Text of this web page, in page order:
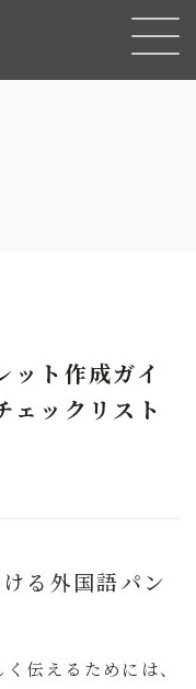
ット作成ガイ
ェックリスト
る外国語パン
伝えるためには、